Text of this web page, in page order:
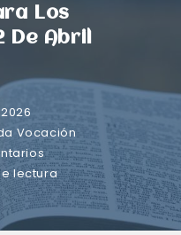
Los
De Abril
Vocación
lectura